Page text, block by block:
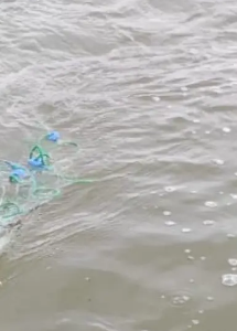
Mardin
Muğla
Muş
Nevşehir
Niğde
Ordu
Rize